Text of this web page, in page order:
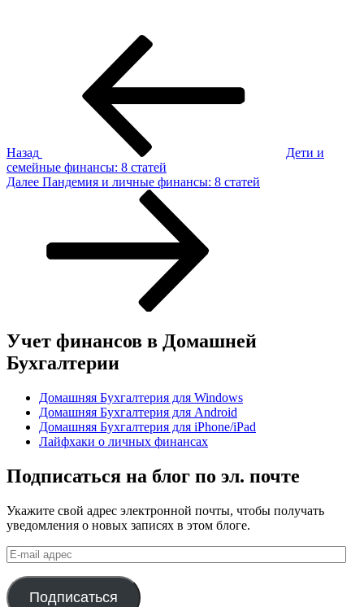
Назад
Дети и
семейные финансы: 8 статей
Следующая
Далее Пандемия и личные финансы: 8 статей
Учет финансов в Домашней
Бухгалтерии
Домашняя Бухгалтерия для Windows
Домашняя Бухгалтерия для Android
Домашняя Бухгалтерия для iPhone/iPad
Лайфхаки о личных финансах
Подписаться на блог по эл. почте
Укажите свой адрес электронной почты, чтобы получать
уведомления о новых записях в этом блоге.
E-
mail
адрес
Подписаться